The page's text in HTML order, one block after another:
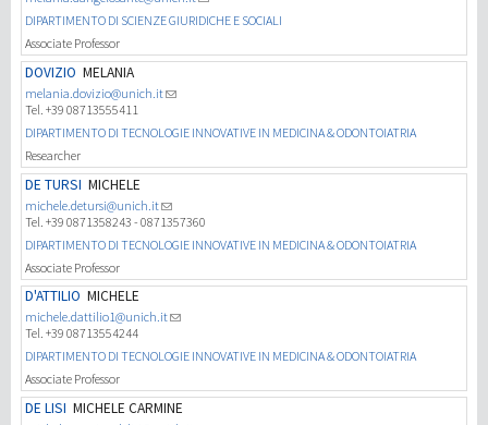
DIPARTIMENTO DI SCIENZE GIURIDICHE E SOCIALI
Associate Professor
DOVIZIO MELANIA
melania.dovizio@unich.it
Tel. +39 08713555411
DIPARTIMENTO DI TECNOLOGIE INNOVATIVE IN MEDICINA & ODONTOIATRIA
Researcher
DE TURSI MICHELE
michele.detursi@unich.it
Tel. +39 0871358243 - 0871357360
DIPARTIMENTO DI TECNOLOGIE INNOVATIVE IN MEDICINA & ODONTOIATRIA
Associate Professor
D'ATTILIO MICHELE
michele.dattilio1@unich.it
Tel. +39 08713554244
DIPARTIMENTO DI TECNOLOGIE INNOVATIVE IN MEDICINA & ODONTOIATRIA
Associate Professor
DE LISI MICHELE CARMINE